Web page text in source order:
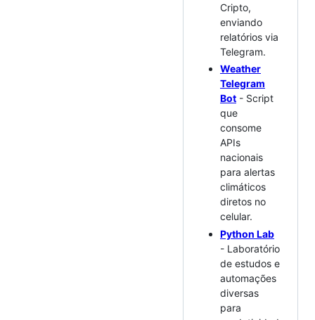
Cripto,
enviando
relatórios via
Telegram.
Weather
Telegram
Bot - Script
que
consome
APIs
nacionais
para alertas
climáticos
diretos no
celular.
Python Lab
- Laboratório
de estudos e
automações
diversas
para